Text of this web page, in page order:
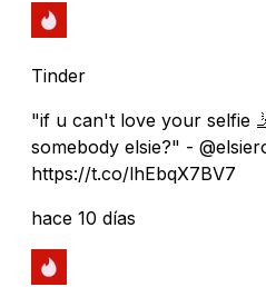
Tinder
"if u can't love your selfie
somebody elsie?" -
https://t.co/lhEbqX7BV7
hace 10 días